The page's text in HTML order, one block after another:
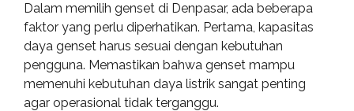
Dalam memilih genset di Denpasar, ada beberapa
faktor yang perlu diperhatikan. Pertama, kapasitas
daya genset harus sesuai dengan kebutuhan
pengguna. Memastikan bahwa genset mampu
memenuhi kebutuhan daya listrik sangat penting
agar operasional tidak terganggu.